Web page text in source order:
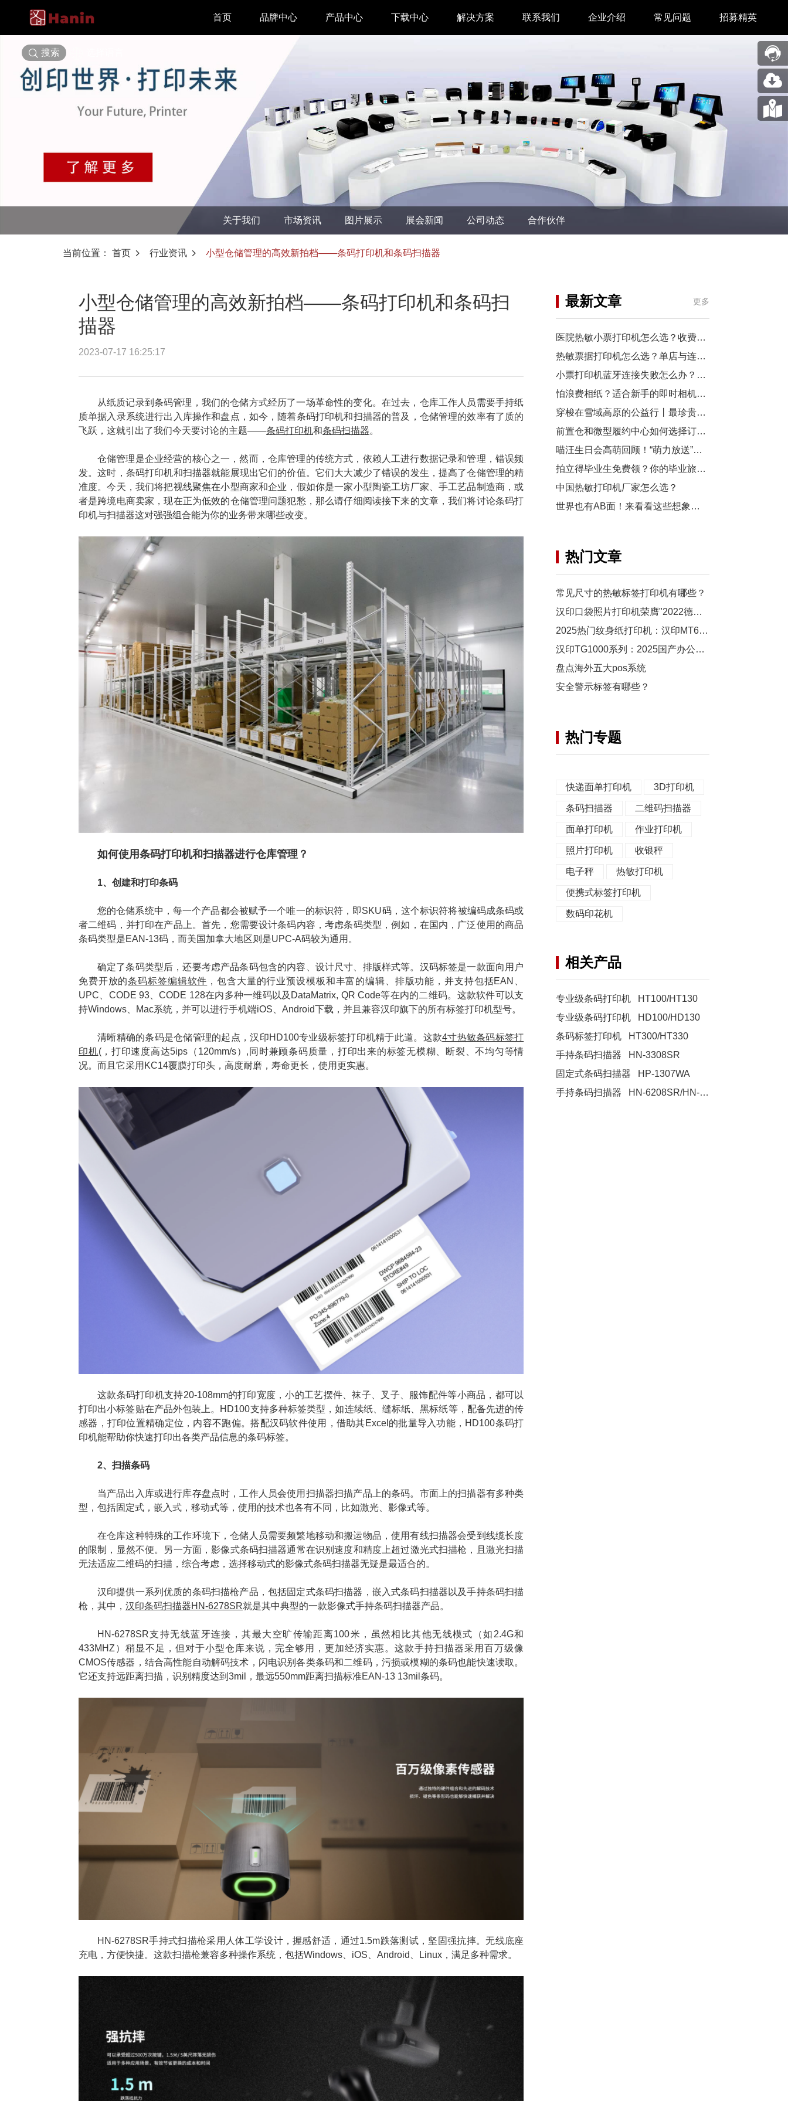
首页 品牌中心 产品中心 下载中心
汉印管家
工具下载
汉码标签软件
解决方案
即时零售
仓储物流
增材制造
联系我们
业务合作
回收再利用服务
问题反馈&建议
企业介绍
关于我们
图片展示
合作伙伴
汉印人文
公司动态
3D打印
常见问题 招募精英
搜索
关于我们 市场资讯 图片展示 展会新闻 公司动态 合作伙伴
当前位置： 首页 行业资讯 小型仓储管理的高效新拍档——条码打印机和条码扫描器
小型仓储管理的高效新拍档——条码打印机和条码扫
描器
2023-07-17 16:25:17
从纸质记录到条码管理，我们的仓储方式经历了一场革命性的变化。在过去，仓库工作人员需要手持纸
质单据入录系统进行出入库操作和盘点，如今，随着条码打印机和扫描器的普及，仓储管理的效率有了质的
飞跃，这就引出了我们今天要讨论的主题——条码打印机和条码扫描器。
仓储管理是企业经营的核心之一，然而，仓库管理的传统方式，依赖人工进行数据记录和管理，错误频
发。这时，条码打印机和扫描器就能展现出它们的价值。它们大大减少了错误的发生，提高了仓储管理的精
准度。今天，我们将把视线聚焦在小型商家和企业，假如你是一家小型陶瓷工坊厂家、手工艺品制造商，或
者是跨境电商卖家，现在正为低效的仓储管理问题犯愁，那么请仔细阅读接下来的文章，我们将讨论条码打
印机与扫描器这对强强组合能为你的业务带来哪些改变。
如何使用条码打印机和扫描器进行仓库管理？
1、创建和打印条码
您的仓储系统中，每一个产品都会被赋予一个唯一的标识符，即SKU码，这个标识符将被编码成条码或
者二维码，并打印在产品上。首先，您需要设计条码内容，考虑条码类型，例如，在国内，广泛使用的商品
条码类型是EAN-13码，而美国加拿大地区则是UPC-A码较为通用。
确定了条码类型后，还要考虑产品条码包含的内容、设计尺寸、排版样式等。汉码标签是一款面向用户
免费开放的条码标签编辑软件 ，包含大量的行业预设模板和丰富的编辑、排版功能，并支持包括EAN、
UPC、CODE 93、CODE 128在内多种一维码以及DataMatrix, QR Code等在内的二维码。这款软件可以支
持Windows、Mac系统，并可以进行手机端iOS、Android下载，并且兼容汉印旗下的所有标签打印机型号。
清晰精确的条码是仓储管理的起点，汉印HD100专业级标签打印机精于此道。这款4寸热敏条码标签打
印机(，打印速度高达5ips（120mm/s）,同时兼顾条码质量，打印出来的标签无模糊、断裂、不均匀等情
况。而且它采用KC14覆膜打印头，高度耐磨，寿命更长，使用更实惠。
这款条码打印机支持20-108mm的打印宽度，小的工艺摆件、袜子、叉子、服饰配件等小商品，都可以
打印出小标签贴在产品外包装上。HD100支持多种标签类型，如连续纸、缝标纸、黑标纸等，配备先进的传
感器，打印位置精确定位，内容不跑偏。搭配汉码软件使用，借助其Excel的批量导入功能，HD100条码打
印机能帮助你快速打印出各类产品信息的条码标签。
2、扫描条码
当产品出入库或进行库存盘点时，工作人员会使用扫描器扫描产品上的条码。市面上的扫描器有多种类
型，包括固定式，嵌入式，移动式等，使用的技术也各有不同，比如激光、影像式等。
在仓库这种特殊的工作环境下，仓储人员需要频繁地移动和搬运物品，使用有线扫描器会受到线缆长度
的限制，显然不便。另一方面，影像式条码扫描器通常在识别速度和精度上超过激光式扫描枪，且激光扫描
无法适应二维码的扫描，综合考虑，选择移动式的影像式条码扫描器无疑是最适合的。
汉印提供一系列优质的条码扫描枪产品，包括固定式条码扫描器，嵌入式条码扫描器以及手持条码扫描
枪，其中， 汉印条码扫描器HN-6278SR就是其中典型的一款影像式手持条码扫描器产品。
HN-6278SR支持无线蓝牙连接，其最大空旷传输距离100米，虽然相比其他无线模式（如2.4G和
433MHZ）稍显不足，但对于小型仓库来说，完全够用，更加经济实惠。这款手持扫描器采用百万级像
CMOS传感器，结合高性能自动解码技术，闪电识别各类条码和二维码，污损或模糊的条码也能快速读取。
它还支持远距离扫描，识别精度达到3mil，最远550mm距离扫描标准EAN-13 13mil条码。
HN-6278SR手持式扫描枪采用人体工学设计，握感舒适，通过1.5m跌落测试，坚固强抗摔。无线底座
充电，方便快捷。这款扫描枪兼容多种操作系统，包括Windows、iOS、Android、Linux，满足多种需求。
最新文章 更多
医院热敏小票打印机怎么选？收费窗口、药房以及诊室选型指南
热敏票据打印机怎么选？单店与连锁门店选型对比
小票打印机蓝牙连接失败怎么办？从配对到断连7步排查
怕浪费相纸？适合新手的即时相机推荐
穿梭在雪域高原的公益行丨最珍贵的“礼物”，是让孩子看见远方
前置仓和微型履约中心如何选择订单小票打印机？
喵汪生日会高萌回顾！“萌力放送”请查收~
拍立得毕业生免费领？你的毕业旅行照，也有机会上「三影堂」影展了！
中国热敏打印机厂家怎么选？
世界也有AB面！来看看这些想象力拉满的拍立得作品~
热门文章
常见尺寸的热敏标签打印机有哪些？
汉印口袋照片打印机荣膺"2022德国红点设计奖"
2025热门纹身纸打印机：汉印MT660 指南
汉印TG1000系列：2025国产办公激光打印机新选择
盘点海外五大pos系统
安全警示标签有哪些？
热门专题
快递面单打印机 3D打印机
条码扫描器 二维码扫描器
面单打印机 作业打印机
照片打印机 收银秤
电子秤 热敏打印机
便携式标签打印机
数码印花机
相关产品
专业级条码打印机 HT100/HT130
专业级条码打印机 HD100/HD130
条码标签打印机 HT300/HT330
手持条码扫描器 HN-3308SR
固定式条码扫描器 HP-1307WA
手持条码扫描器 HN-6208SR/HN-6278SR